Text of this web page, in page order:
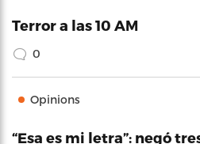
Terror a las 10 AM
0
Opinions
“Esa es mi letra”: negó